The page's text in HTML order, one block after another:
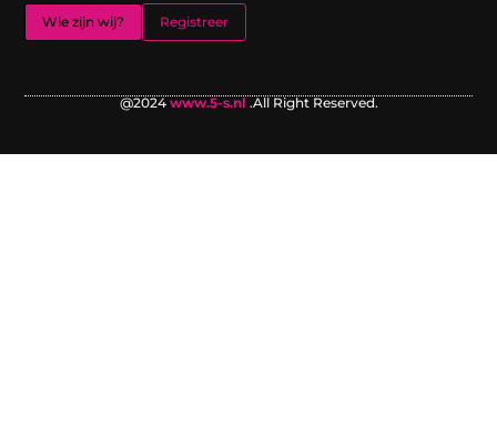
Wie zijn wij? Registreer
@2024www.5-s.nl .All Right Reserved.